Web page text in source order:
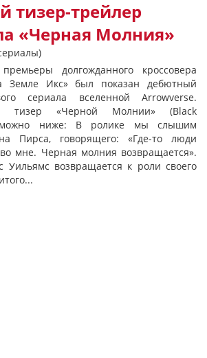
тизер-трейлер
«Черная Молния»
долгожданного кроссовера
Земле Икс» был показан дебютный
сериала вселенной Arrowverse.
тизер «Черной Молнии» (Black
можно ниже: В ролике мы слышим
Пирса, говорящего: «Где-то люди
мне. Черная молния возвращается».
Уильямс возвращается к роли своего